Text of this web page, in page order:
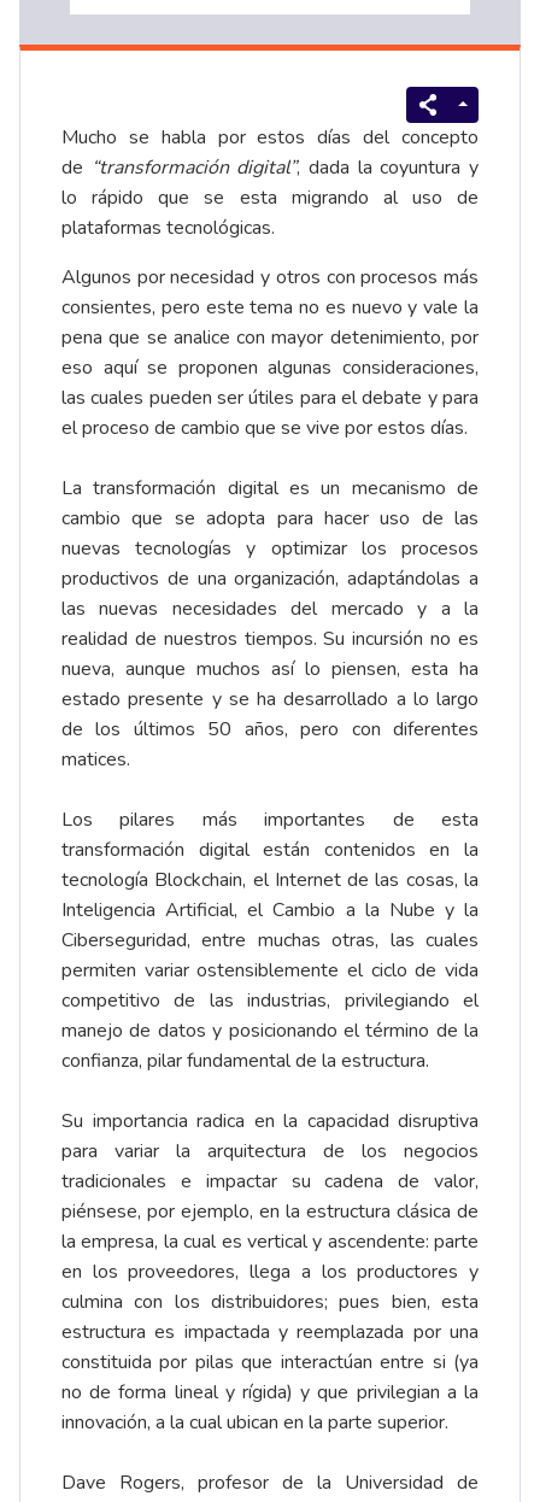
Mucho se habla por estos días del concepto
de “transformación digital”, dada la coyuntura y
lo rápido que se esta migrando al uso de
plataformas tecnológicas.
Algunos por necesidad y otros con procesos más
consientes, pero este tema no es nuevo y vale la
pena que se analice con mayor detenimiento, por
eso aquí se proponen algunas consideraciones,
las cuales pueden ser útiles para el debate y para
el proceso de cambio que se vive por estos días.
La transformación digital es un mecanismo de
cambio que se adopta para hacer uso de las
nuevas tecnologías y optimizar los procesos
productivos de una organización, adaptándolas a
las nuevas necesidades del mercado y a la
realidad de nuestros tiempos. Su incursión no es
nueva, aunque muchos así lo piensen, esta ha
estado presente y se ha desarrollado a lo largo
de los últimos 50 años, pero con diferentes
matices.
Los pilares más importantes de esta
transformación digital están contenidos en la
tecnología Blockchain, el Internet de las cosas, la
Inteligencia Artificial, el Cambio a la Nube y la
Ciberseguridad, entre muchas otras, las cuales
permiten variar ostensiblemente el ciclo de vida
competitivo de las industrias, privilegiando el
manejo de datos y posicionando el término de la
confianza, pilar fundamental de la estructura.
Su importancia radica en la capacidad disruptiva
para variar la arquitectura de los negocios
tradicionales e impactar su cadena de valor,
piénsese, por ejemplo, en la estructura clásica de
la empresa, la cual es vertical y ascendente: parte
en los proveedores, llega a los productores y
culmina con los distribuidores; pues bien, esta
estructura es impactada y reemplazada por una
constituida por pilas que interactúan entre si (ya
no de forma lineal y rígida) y que privilegian a la
innovación, a la cual ubican en la parte superior.
Dave Rogers, profesor de la Universidad de